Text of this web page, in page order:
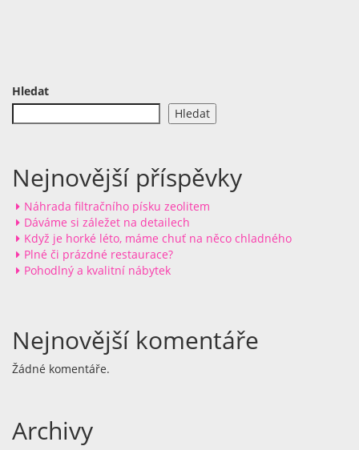
Hledat
Hledat
Nejnovější příspěvky
Náhrada filtračního písku zeolitem
Dáváme si záležet na detailech
Když je horké léto, máme chuť na něco chladného
Plné či prázdné restaurace?
Pohodlný a kvalitní nábytek
Nejnovější komentáře
Žádné komentáře.
Archivy